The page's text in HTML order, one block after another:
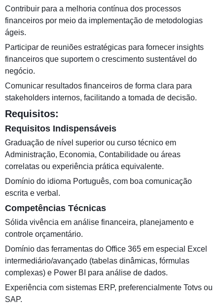
Contribuir para a melhoria contínua dos processos
financeiros por meio da implementação de metodologias
ágeis.
Participar de reuniões estratégicas para fornecer insights
financeiros que suportem o crescimento sustentável do
negócio.
Comunicar resultados financeiros de forma clara para
stakeholders internos, facilitando a tomada de decisão.
Requisitos:
Requisitos Indispensáveis
Graduação de nível superior ou curso técnico em
Administração, Economia, Contabilidade ou áreas
correlatas ou experiência prática equivalente.
Domínio do idioma Português, com boa comunicação
escrita e verbal.
Competências Técnicas
Sólida vivência em análise financeira, planejamento e
controle orçamentário.
Domínio das ferramentas do Office 365 em especial Excel
intermediário/avançado (tabelas dinâmicas, fórmulas
complexas) e Power BI para análise de dados.
Experiência com sistemas ERP, preferencialmente Totvs ou
SAP.